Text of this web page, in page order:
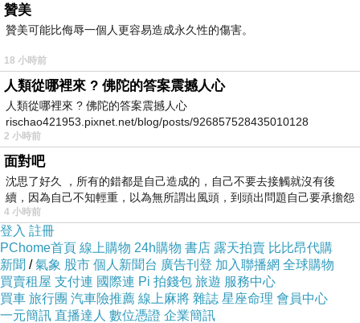
贊美
贊美可能比侮辱一個人更容易造成永久性的傷害。
18 小時前
人類從哪裡來 ? 佛陀的答案震撼人心
人類從哪裡來 ? 佛陀的答案震撼人心
rischao421953.pixnet.net/blog/posts/926857528435010128
2 小時前
面對吧
沈思了好久 ，所有的錯都是自己造成的，自己不要去接觸就沒有後
續，因為自己不知輕重，以為無所謂出風頭，到頭出問題自己要承擔怨
不
4 小時前
登入 註冊
PChome首頁 線上購物 24h購物 書店 露天拍賣 比比昂代購
新聞 /氣象 股市 個人新聞台 廣告刊登 加入聯播網 全球購物
買賣租屋 支付連 國際連 Pi 拍錢包 旅遊 服務中心
買車 旅行團 汽車險推薦 線上麻將 雜誌 星座命理 會員中心
一元簡訊 直播達人 數位憑證 企業簡訊